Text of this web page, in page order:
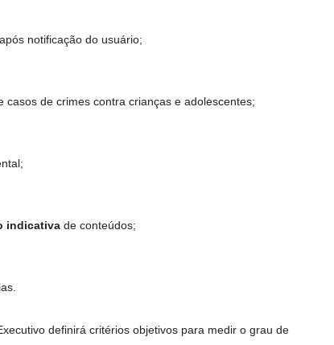
notificação do usuário;
casos de crimes contra crianças e adolescentes;
indicativa de conteúdos;
definirá critérios objetivos para medir o grau de